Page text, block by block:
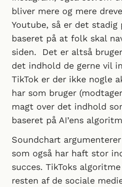
bliver mere og mere
Youtube, så er det
baseret på at folk skal
siden. Det er altså
det indhold de gerne vil
TikTok er der ikke nogle
har som bruger
magt over det indhold
baseret på AI’ens
Soundchart
som også har haft stor
succes. TikToks
resten af de sociale